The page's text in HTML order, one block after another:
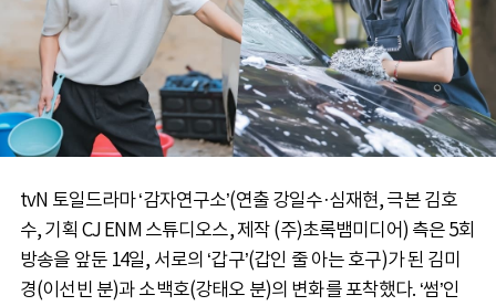
tvN 토일드라마 ‘감자연구소’(연출 강일수·심재현, 극본 김호
수, 기획 CJ ENM 스튜디오스, 제작 (주)초록뱀미디어) 측은 5회
방송을 앞둔 14일, 서로의 ‘갑구’(갑인 줄 아는 호구)가 된 김미
경(이선빈 분)과 소백호(강태오 분)의 변화를 포착했다. ‘썸’인